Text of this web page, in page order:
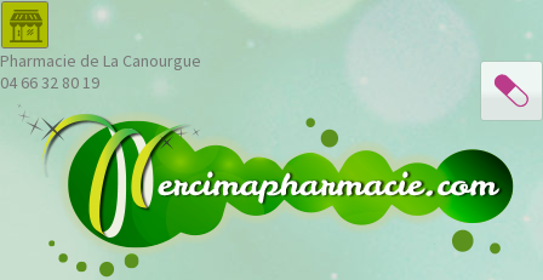
Pharmacie de La Canourgue
04 66 32 80 19